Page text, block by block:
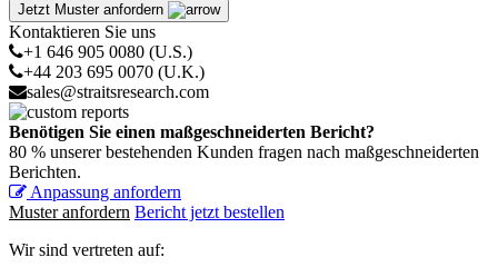
Jetzt Muster anfordern
Kontaktieren Sie uns
+1 646 905 0080 (U.S.)
+44 203 695 0070 (U.K.)
sales@straitsresearch.com
Benötigen Sie einen maßgeschneiderten Bericht?
80 % unserer bestehenden Kunden fragen nach maßgeschneiderten
Berichten.
Anpassung anfordern
Muster anfordern Bericht jetzt bestellen
Wir sind vertreten auf: